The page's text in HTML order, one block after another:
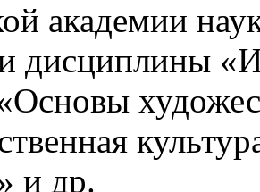
академии
дисциплины
и др.